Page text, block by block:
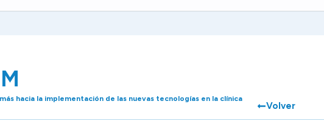
hacia la implementación de las nuevas tecnologías en la clínica
Volver